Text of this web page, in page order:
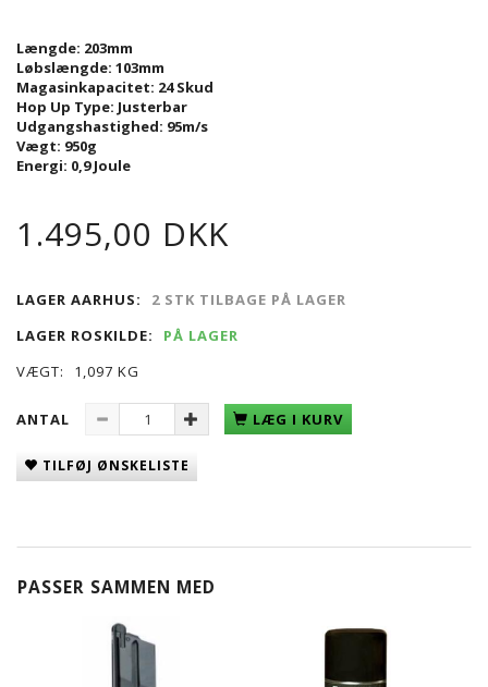
Længde: 203mm
Løbslængde: 103mm
Magasinkapacitet: 24 Skud
Hop Up Type: Justerbar
Udgangshastighed: 95m/s
Vægt: 950g
Energi: 0,9 Joule
1.495,00 DKK
LAGER AARHUS:
2 STK TILBAGE PÅ LAGER
LAGER ROSKILDE:
PÅ LAGER
VÆGT:
1,097 KG
ANTAL LÆG I KURV
TILFØJ ØNSKELISTE
PASSER SAMMEN MED